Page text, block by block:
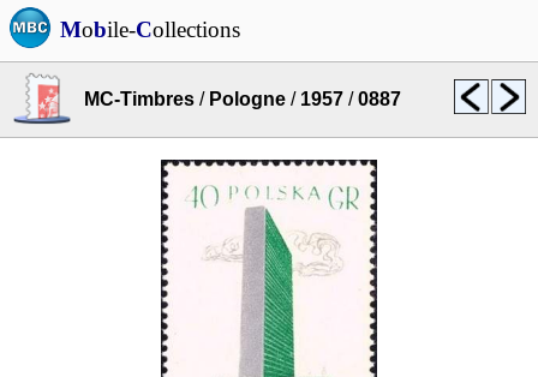
Mobile-Collections
MC-Timbres / Pologne / 1957 /0887